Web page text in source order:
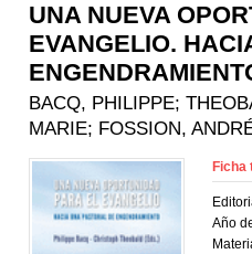
UNA NUEVA
EVANGELIO.
BACQ, PHILIPPE;
MARIE; FOSSION,
Ficha
Año